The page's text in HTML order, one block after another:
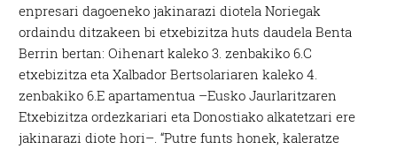
enpresari dagoeneko jakinarazi diotela Noriegak
ordaindu ditzakeen bi etxebizitza huts daudela Benta
Berrin bertan: Oihenart kaleko 3. zenbakiko 6.C
etxebizitza eta Xalbador Bertsolariaren kaleko 4.
zenbakiko 6.E apartamentua –Eusko Jaurlaritzaren
Etxebizitza ordezkariari eta Donostiako alkatetzari ere
jakinarazi diote hori–. “Putre funts honek, kaleratze